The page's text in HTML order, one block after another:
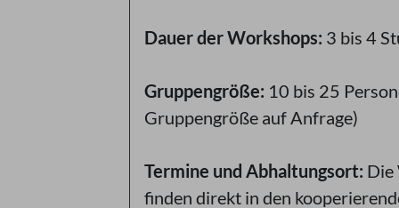
Dauer der Workshops: 3 bis 4
Gruppengröße: 10 bis 25
Gruppengröße auf Anfrage)
Termine und Abhaltungsort: Die
finden direkt in den